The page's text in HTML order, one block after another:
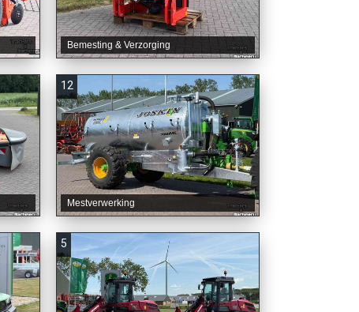
Bemesting & Verzorging
12
Mestverwerking
5